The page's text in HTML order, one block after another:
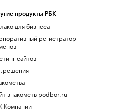
продукты РБК
для бизнеса
регистратор
сайтов
знакомств podbor.ru
Компании